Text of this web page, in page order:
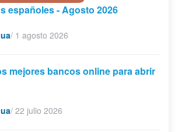
españoles - Agosto 2026
/ 1 agosto 2026
mejores bancos online para abrir
/ 22 julio 2026